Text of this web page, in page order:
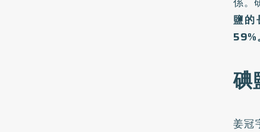
鹽的
59%
碘
姜冠